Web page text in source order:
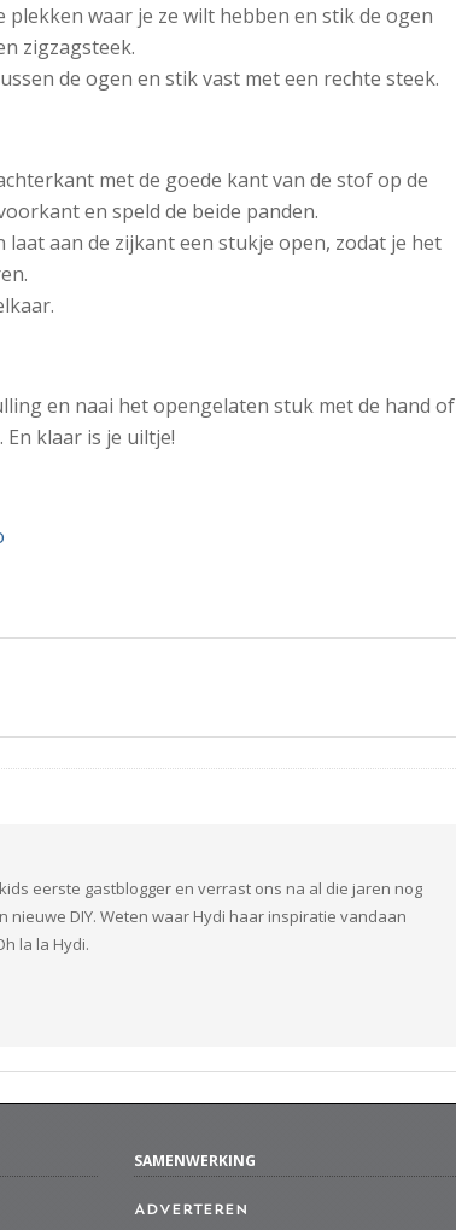
plekken waar je ze wilt hebben en stik de ogen
zigzagsteek.
de ogen en stik vast met een rechte steek.
met de goede kant van de stof op de
en speld de beide panden.
laat aan de zijkant een stukje open, zodat je het
en naai het opengelaten stuk met de hand of
En klaar is je uiltje!
eerste gastblogger en verrast ons na al die jaren nog
nieuwe DIY. Weten waar Hydi haar inspiratie vandaan
la la Hydi.
SAMENWERKING
Adverteren